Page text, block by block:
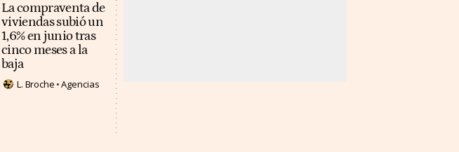
La compraventa de
viviendas subió un
1,6% en junio tras
cinco meses a la
baja
L. Broche Agencias